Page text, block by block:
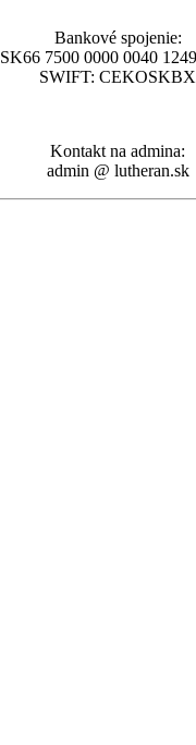
Bankové spojenie:
SK66 7500 0000 0040
SWIFT: CEKOSKBX
Kontakt na admina:
admin @ lutheran.sk